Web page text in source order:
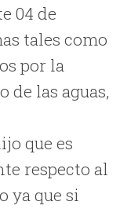
04 de
tales como
por la
las aguas,
que es
respecto al
ya que si